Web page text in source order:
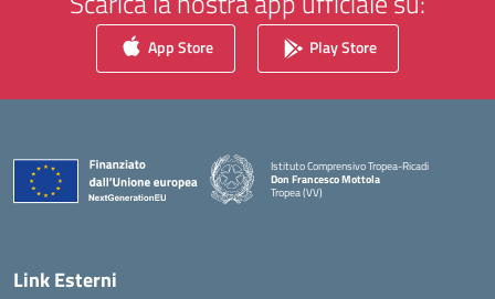
App Store Play Store
Istituto Comprensivo Tropea-Ricadi
Don Francesco Mottola
Tropea (VV)
— Visita la pagina iniziale della scuola
Link Esterni